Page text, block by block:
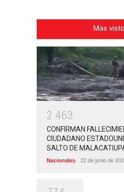
Más
2 463
CONFIRMAN
CIUDADANO
SALTO DE
Nacionales 22 de junio de